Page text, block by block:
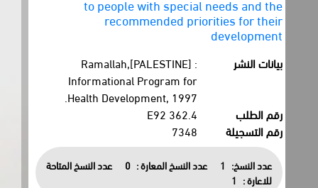
to people with special needs and the
recommended priorities for their
development
بيانات النشر
Ramallah,[PALESTINE] :
Informational Program for
Health Development, 1997.
رقم الطلب
رقم التسجيلة
7348
عدد النسخ: 1 عدد النسخ المعارة : 0
عدد النسخ المتاحة
للاعارة :
1